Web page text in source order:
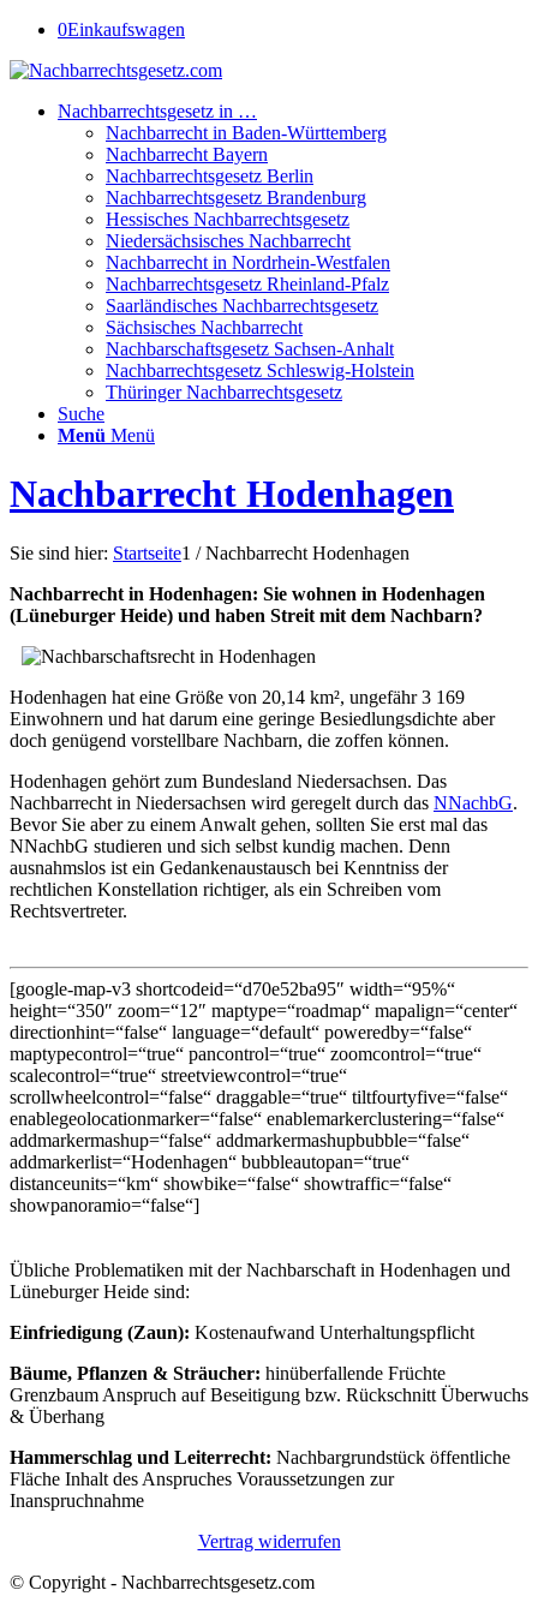
0Einkaufswagen
Nachbarrechtsgesetz in …
Nachbarrecht in Baden-Württemberg
Nachbarrecht Bayern
Nachbarrechtsgesetz Berlin
Nachbarrechtsgesetz Brandenburg
Hessisches Nachbarrechtsgesetz
Niedersächsisches Nachbarrecht
Nachbarrecht in Nordrhein-Westfalen
Nachbarrechtsgesetz Rheinland-Pfalz
Saarländisches Nachbarrechtsgesetz
Sächsisches Nachbarrecht
Nachbarschaftsgesetz Sachsen-Anhalt
Nachbarrechtsgesetz Schleswig-Holstein
Thüringer Nachbarrechtsgesetz
Suche
Menü Menü
Nachbarrecht Hodenhagen
Sie sind hier: Startseite1 / Nachbarrecht Hodenhagen
Nachbarrecht in Hodenhagen: Sie wohnen in Hodenhagen
(Lüneburger Heide) und haben Streit mit dem Nachbarn?
Hodenhagen hat eine Größe von 20,14 km², ungefähr 3 169
Einwohnern und hat darum eine geringe Besiedlungsdichte aber
doch genügend vorstellbare Nachbarn, die zoffen können.
Hodenhagen gehört zum Bundesland Niedersachsen. Das
Nachbarrecht in Niedersachsen wird geregelt durch das NNachbG.
Bevor Sie aber zu einem Anwalt gehen, sollten Sie erst mal das
NNachbG studieren und sich selbst kundig machen. Denn
ausnahmslos ist ein Gedankenaustausch bei Kenntniss der
rechtlichen Konstellation richtiger, als ein Schreiben vom
Rechtsvertreter.
[google-map-v3 shortcodeid=“d70e52ba95″ width=“95%“
height=“350″ zoom=“12″ maptype=“roadmap“ mapalign=“center“
directionhint=“false“ language=“default“ poweredby=“false“
maptypecontrol=“true“ pancontrol=“true“ zoomcontrol=“true“
scalecontrol=“true“ streetviewcontrol=“true“
scrollwheelcontrol=“false“ draggable=“true“ tiltfourtyfive=“false“
enablegeolocationmarker=“false“ enablemarkerclustering=“false“
addmarkermashup=“false“ addmarkermashupbubble=“false“
addmarkerlist=“Hodenhagen“ bubbleautopan=“true“
distanceunits=“km“ showbike=“false“ showtraffic=“false“
showpanoramio=“false“]
Übliche Problematiken mit der Nachbarschaft in Hodenhagen und
Lüneburger Heide sind:
Einfriedigung (Zaun): Kostenaufwand Unterhaltungspflicht
Bäume, Pflanzen & Sträucher: hinüberfallende Früchte
Grenzbaum Anspruch auf Beseitigung bzw. Rückschnitt Überwuchs
& Überhang
Hammerschlag und Leiterrecht: Nachbargrundstück öffentliche
Fläche Inhalt des Anspruches Voraussetzungen zur
Inanspruchnahme
Vertrag widerrufen
© Copyright - Nachbarrechtsgesetz.com